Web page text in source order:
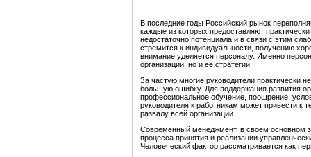
В последние годы Российский рынок
каждые из которых предоставляют
недостаточно потенциала и в связи с этим
стремится к индивидуальности, получению
внимание уделяется персоналу. Именно
организации, но и ее стратегии.
За частую многие руководители
большую ошибку. Для поддержания развития
профессиональное обучение, поощрение,
руководителя к работникам может привести к
развалу всей организации.
Современный менеджмент, в своем основном
процесса принятия и реализации
Человеческий фактор рассматривается как